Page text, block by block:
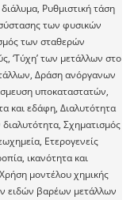
Ρυθμιστική τάση
των φυσικών
των σταθερών
‘Τύχη’ των μετάλλων στο
Δράση ανόργανων
υποκαταστατών,
και εδάφη, Διαλυτότητα
Σχηματισμός
Ετερογενείς
ικανότητα και
μοντέλου χημικής
ειδών βαρέων μετάλλων